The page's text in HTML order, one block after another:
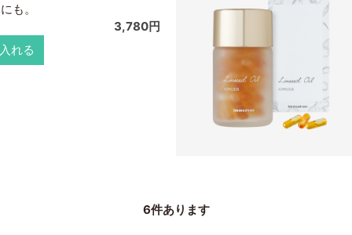
も。
3,780円
れる
6件あります